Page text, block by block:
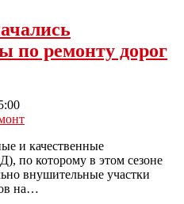
по ремонту дорог
и качественные
по которому в этом сезоне
внушительные участки
на…